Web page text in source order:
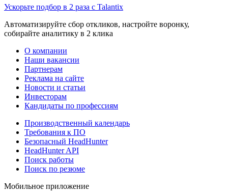
Ускорьте подбор в 2 раза с Talantix
Автоматизируйте сбор откликов, настройте воронку,
собирайте аналитику в 2 клика
О компании
Наши вакансии
Партнерам
Реклама на сайте
Новости и статьи
Инвесторам
Кандидаты по профессиям
Производственный календарь
Требования к ПО
Безопасный HeadHunter
HeadHunter API
Поиск работы
Поиск по резюме
Мобильное приложение